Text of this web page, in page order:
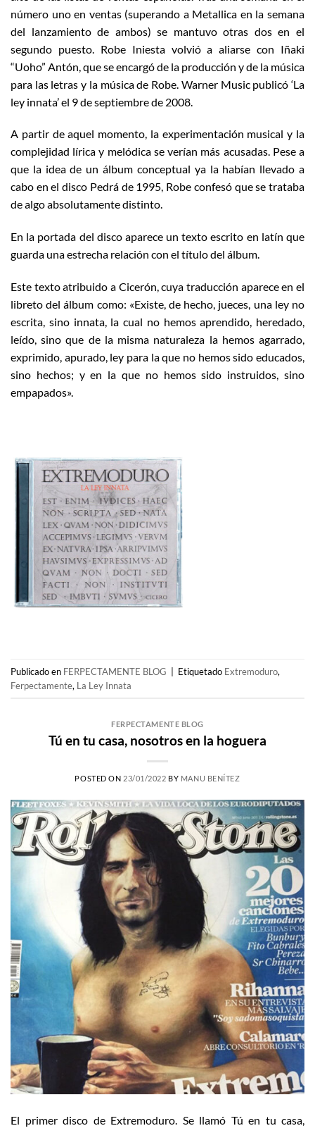
número uno en ventas (superando a Metallica en la semana
del lanzamiento de ambos) se mantuvo otras dos en el
segundo puesto. Robe Iniesta volvió a aliarse con Iñaki
“Uoho” Antón, que se encargó de la producción y de la música
para las letras y la música de Robe. Warner Music publicó ‘La
ley innata’ el 9 de septiembre de 2008.
A partir de aquel momento, la experimentación musical y la
complejidad lírica y melódica se verían más acusadas. Pese a
que la idea de un álbum conceptual ya la habían llevado a
cabo en el disco Pedrá de 1995, Robe confesó que se trataba
de algo absolutamente distinto.
En la portada del disco aparece un texto escrito en latín que
guarda una estrecha relación con el título del álbum.
Este texto atribuido a Cicerón, cuya traducción aparece en el
libreto del álbum como: «Existe, de hecho, jueces, una ley no
escrita, sino innata, la cual no hemos aprendido, heredado,
leído, sino que de la misma naturaleza la hemos agarrado,
exprimido, apurado, ley para la que no hemos sido educados,
sino hechos; y en la que no hemos sido instruidos, sino
empapados».
Publicado en FERPECTAMENTE BLOG | Etiquetado Extremoduro,
Ferpectamente, La Ley Innata
FERPECTAMENTE BLOG
Tú en tu casa, nosotros en la hoguera
POSTED ON 23/01/2022 BY MANU BENÍTEZ
El primer disco de Extremoduro. Se llamó Tú en tu casa,